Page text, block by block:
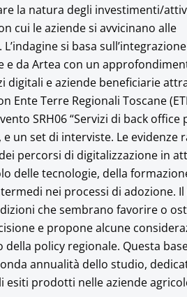
la natura degli investimenti/
cui le aziende si avvicinano alle
si basa
e da Artea con un
e aziende beneficiarie
Terre Regionali Toscane
SRH06 “Servizi di back office
e un set di interviste. Le evidenze
percorsi di digitalizzazione in
delle tecnologie, della
nei processi di adozione.
che sembrano favorire o
e propone alcune
policy regionale. Questa
annualità dello studio,
prodotti nelle aziende